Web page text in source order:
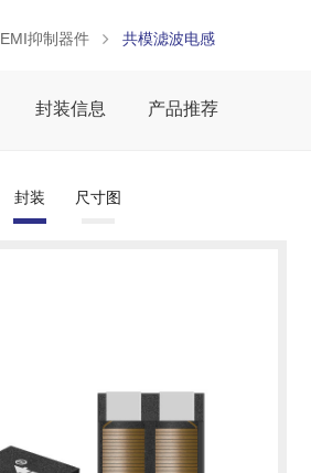
EMI抑制器件 共模滤波电感
封装信息 产品推荐
封装 尺寸图